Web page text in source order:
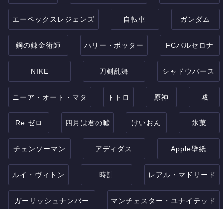
エーペックスレジェンズ 自転車 ガンダム
鋼の錬金術師 ハリー・ポッター FCバルセロナ
NIKE 刀剣乱舞 シャドウバース
ニーア・オート・マタ トトロ 原神 城
Re:ゼロ 四月は君の嘘 けいおん 氷菓
チェンソーマン アディダス Apple壁紙
ルイ・ヴィトン 時計 レアル・マドリード
ガーリッシュナンバー マンチェスター・ユナイテッド